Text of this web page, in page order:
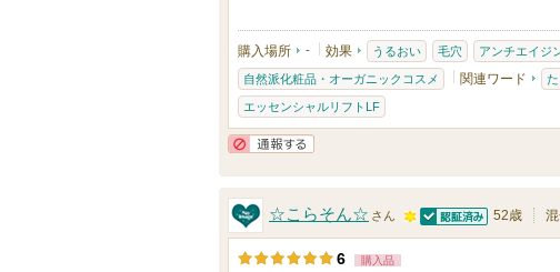
に
お
気
登
録
購入場所 - 効果 うるおい 毛穴 アンチエイジ
自然派化粧品・オーガニックコスメ 関連ワード
エッセンシャルリフトLF
☆こらそん☆ さん
1
52歳
6 購入品